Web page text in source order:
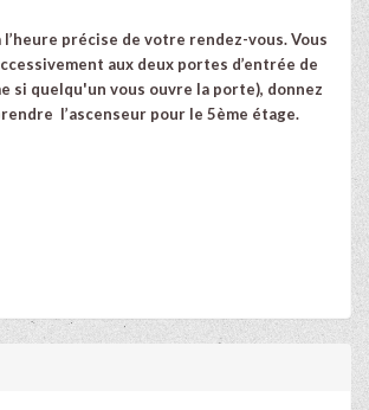
précise de votre rendez-vous. Vous
aux deux portes d’entrée de
si quelqu'un vous ouvre la porte), donnez
l’ascenseur pour le 5ème étage.